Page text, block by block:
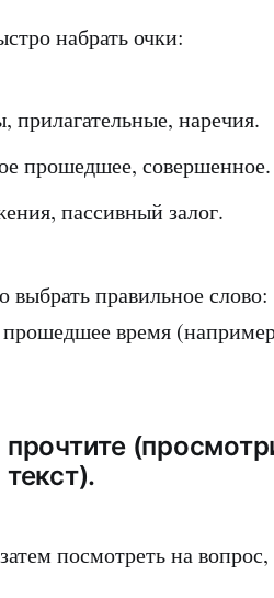
набрать очки:
прилагательные, наречия.
прошедшее, совершенное.
пассивный залог.
правильное слово:
время
посмотреть на